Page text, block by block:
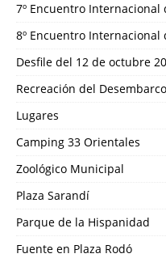
7º Encuentro Internacional
8º Encuentro Internacional
Desfile del 12 de octubre
Recreación del
Lugares
Camping 33 Orientales
Zoológico Municipal
Plaza Sarandí
Parque de la Hispanidad
Fuente en Plaza Rodó